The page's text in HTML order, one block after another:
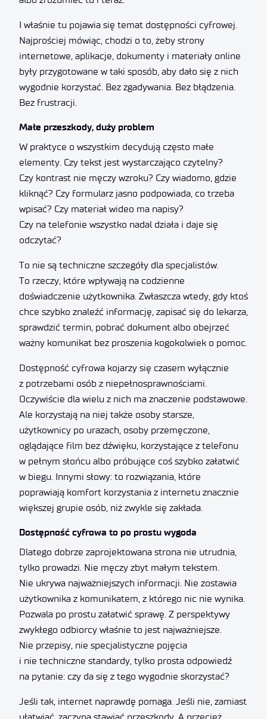
I właśnie tu pojawia się temat dostępności cyfrowej.
Najprościej mówiąc, chodzi o to, żeby strony
internetowe, aplikacje, dokumenty i materiały online
były przygotowane w taki sposób, aby dało się z nich
wygodnie korzystać. Bez zgadywania. Bez błądzenia.
Bez frustracji.
Małe przeszkody, duży problem
W praktyce o wszystkim decydują często małe
elementy. Czy tekst jest wystarczająco czytelny?
Czy kontrast nie męczy wzroku? Czy wiadomo, gdzie
kliknąć? Czy formularz jasno podpowiada, co trzeba
wpisać? Czy materiał wideo ma napisy?
Czy na telefonie wszystko nadal działa i daje się
odczytać?
To nie są techniczne szczegóły dla specjalistów.
To rzeczy, które wpływają na codzienne
doświadczenie użytkownika. Zwłaszcza wtedy, gdy ktoś
chce szybko znaleźć informację, zapisać się do lekarza,
sprawdzić termin, pobrać dokument albo obejrzeć
ważny komunikat bez proszenia kogokolwiek o pomoc.
Dostępność cyfrowa kojarzy się czasem wyłącznie
z potrzebami osób z niepełnosprawnościami.
Oczywiście dla wielu z nich ma znaczenie podstawowe.
Ale korzystają na niej także osoby starsze,
użytkownicy po urazach, osoby przemęczone,
oglądające film bez dźwięku, korzystające z telefonu
w pełnym słońcu albo próbujące coś szybko załatwić
w biegu. Innymi słowy: to rozwiązania, które
poprawiają komfort korzystania z internetu znacznie
większej grupie osób, niż zwykle się zakłada.
Dostępność cyfrowa to po prostu wygoda
Dlatego dobrze zaprojektowana strona nie utrudnia,
tylko prowadzi. Nie męczy zbyt małym tekstem.
Nie ukrywa najważniejszych informacji. Nie zostawia
użytkownika z komunikatem, z którego nic nie wynika.
Pozwala po prostu załatwić sprawę. Z perspektywy
zwykłego odbiorcy właśnie to jest najważniejsze.
Nie przepisy, nie specjalistyczne pojęcia
i nie techniczne standardy, tylko prosta odpowiedź
na pytanie: czy da się z tego wygodnie skorzystać?
Jeśli tak, internet naprawdę pomaga. Jeśli nie, zamiast
ułatwiać, zaczyna stawiać przeszkody. A przecież